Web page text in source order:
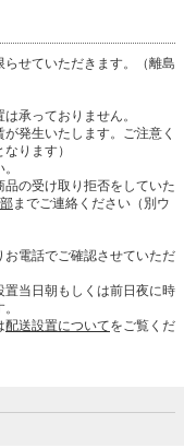
せていただきます。（離島
承っておりません。
発生いたします。ご注意く
ります）
の受け取り拒否をしていた
までご連絡ください（別ウ
電話でご確認させていただ
当日朝もしくは前日夜に時
配送設置についてをご覧くだ